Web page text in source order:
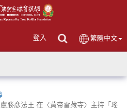
登入 繁體中文
勝彥法王 在〈黃帝雷藏寺〉主持「瑤